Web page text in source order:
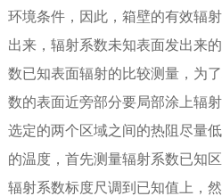
环境条件，因此，箱壁的有效辐
出来，辐射系数未知表面发出来
数已知表面辐射的比较测量，为
数的表面近旁部分要局部涂上辐
选定的两个区域之间的热阻尽量
的温度，首先测量辐射系数已知
辐射系数标度尺调到已知值上，